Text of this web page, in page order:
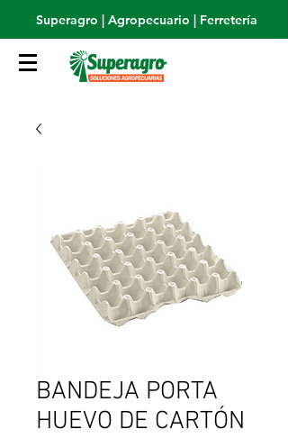
Superagro | Agropecuario | Ferretería
BANDEJA PORTA
HUEVO DE CARTÓN